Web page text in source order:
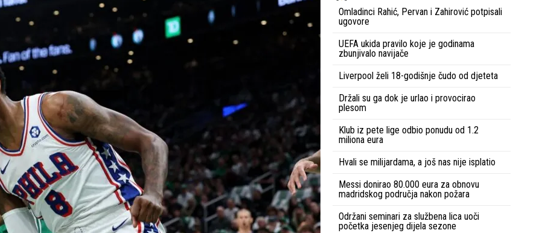
Omladinci Rahić, Pervan i Zahirović potpisali
ugovore
UEFA ukida pravilo koje je godinama
zbunjivalo navijače
Liverpool želi 18-godišnje čudo od djeteta
Držali su ga dok je urlao i provocirao
plesom
Klub iz pete lige odbio ponudu od 1.2
miliona eura
Hvali se milijardama, a još nas nije isplatio
Messi donirao 80.000 eura za obnovu
madridskog područja nakon požara
Održani seminari za službena lica uoči
početka jesenjeg dijela sezone